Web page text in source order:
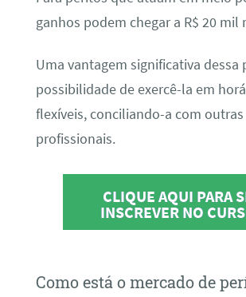
ganhos podem chegar a R$ 20 mil
Uma vantagem significativa dessa
possibilidade de exercê-la em
flexíveis, conciliando-a com
profissionais.
CLIQUE AQUI PARA
INSCREVER NO
Como está o mercado de